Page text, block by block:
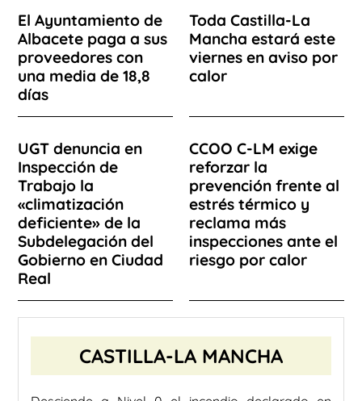
El Ayuntamiento de
Albacete paga a sus
proveedores con
una media de 18,8
días
Toda Castilla-La
Mancha estará este
viernes en aviso por
calor
UGT denuncia en
Inspección de
Trabajo la
«climatización
deficiente» de la
Subdelegación del
Gobierno en Ciudad
Real
CCOO C-LM exige
reforzar la
prevención frente al
estrés térmico y
reclama más
inspecciones ante el
riesgo por calor
CASTILLA-LA MANCHA